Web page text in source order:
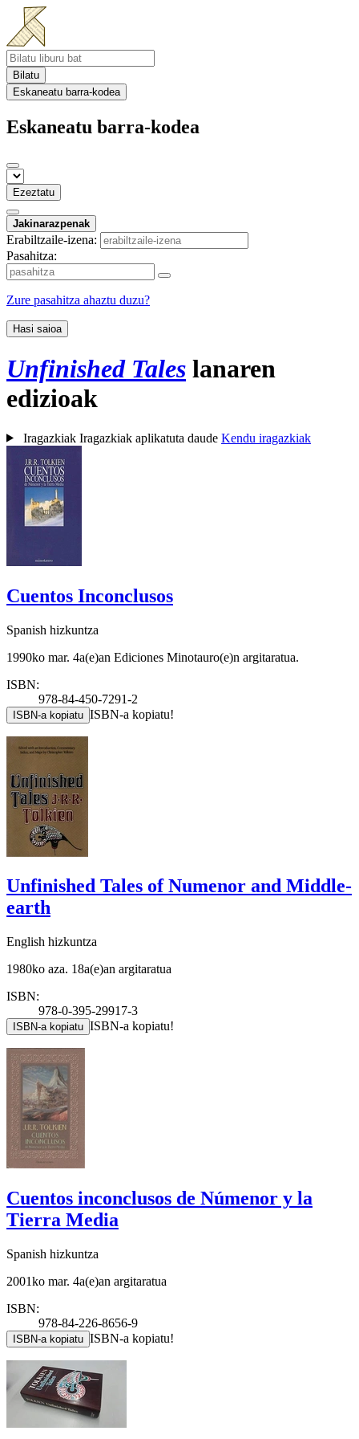
Bilatu
Eskaneatu barra-kodea
Eskaneatu barra-kodea
Ezeztatu
Jakinarazpenak
Erabiltzaile-izena:
Pasahitza:
Zure pasahitza ahaztu duzu?
Hasi saioa
Unfinished Tales lanaren
edizioak
Iragazkiak Iragazkiak aplikatuta daude Kendu iragazkiak
Cuentos Inconclusos
Spanish hizkuntza
1990ko mar. 4a(e)an Ediciones Minotauro(e)n argitaratua.
ISBN:
978-84-450-7291-2
ISBN-a kopiatu ISBN-a kopiatu!
Unfinished Tales of Numenor and Middle-
earth
English hizkuntza
1980ko aza. 18a(e)an argitaratua
ISBN:
978-0-395-29917-3
ISBN-a kopiatu ISBN-a kopiatu!
Cuentos inconclusos de Númenor y la
Tierra Media
Spanish hizkuntza
2001ko mar. 4a(e)an argitaratua
ISBN:
978-84-226-8656-9
ISBN-a kopiatu ISBN-a kopiatu!